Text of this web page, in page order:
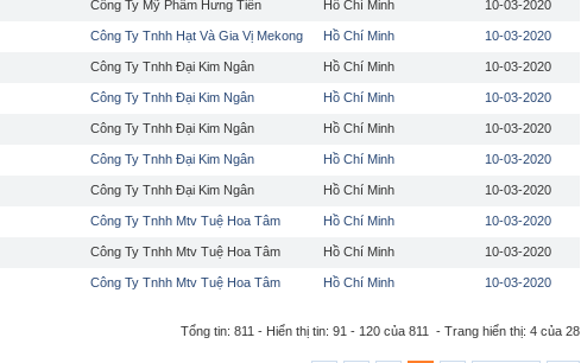
Công Ty Mỹ Phẩm Hưng Tiến Hồ Chí Minh 10-03-2020
Công Ty Tnhh Hạt Và Gia Vị Mekong Hồ Chí Minh 10-03-2020
Công Ty Tnhh Đại Kim Ngân Hồ Chí Minh 10-03-2020
Công Ty Tnhh Đại Kim Ngân Hồ Chí Minh 10-03-2020
Công Ty Tnhh Đại Kim Ngân Hồ Chí Minh 10-03-2020
Công Ty Tnhh Đại Kim Ngân Hồ Chí Minh 10-03-2020
Công Ty Tnhh Đại Kim Ngân Hồ Chí Minh 10-03-2020
Công Ty Tnhh Mtv Tuệ Hoa Tâm Hồ Chí Minh 10-03-2020
Công Ty Tnhh Mtv Tuệ Hoa Tâm Hồ Chí Minh 10-03-2020
Công Ty Tnhh Mtv Tuệ Hoa Tâm Hồ Chí Minh 10-03-2020
Tổng tin: 811 - Hiển thị tin: 91 - 120 của 811 - Trang hiển thị: 4 của 28